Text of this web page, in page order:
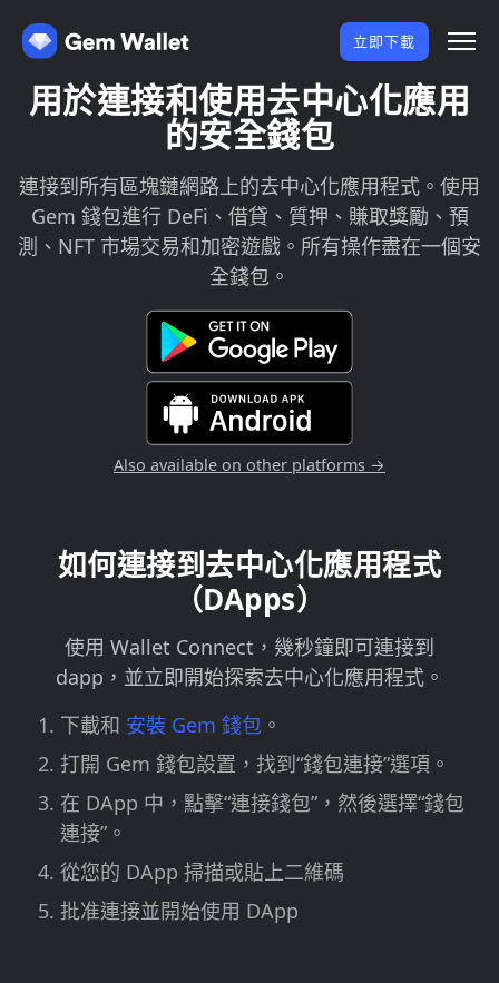
立即下載
用於連接和使用去中心化應用
的安全錢包
連接到所有區塊鏈網路上的去中心化應用程式。使用
Gem 錢包進行 DeFi、借貸、質押、賺取獎勵、預
測、NFT 市場交易和加密遊戲。所有操作盡在一個安
全錢包。
Also available on other platforms →
如何連接到去中心化應用程式
（DApps）
使用 Wallet Connect，幾秒鐘即可連接到
dapp，並立即開始探索去中心化應用程式。
下載和 安裝 Gem 錢包 。
打開 Gem 錢包設置，找到“錢包連接”選項。
在 DApp 中，點擊“連接錢包”，然後選擇“錢包
連接”。
從您的 DApp 掃描或貼上二維碼
批准連接並開始使用 DApp